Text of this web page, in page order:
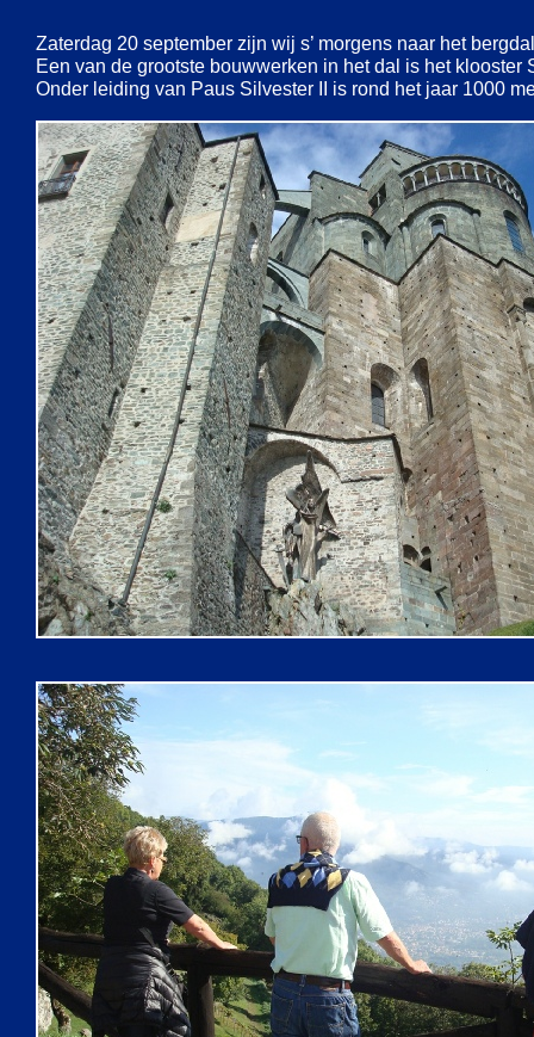
Zaterdag 20 september zijn wij s’ morgens naar het
Een van de grootste bouwwerken in het dal is het
Onder leiding van Paus Silvester II is rond het jaar 1000